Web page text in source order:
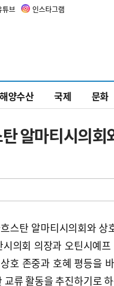
튜브 인스타그램
해양수산 국제 문화
알마티시의회
스탄 알마티시의회와
의회 의장과 오틴시예
호 존중과 호혜 평등을
교류 활동을 추진하기로